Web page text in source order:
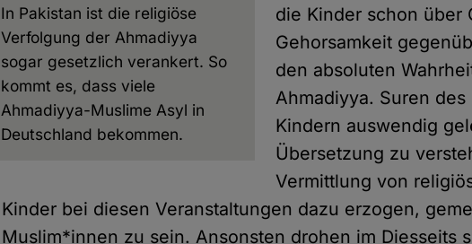
In Pakistan ist die religiöse
Verfolgung der Ahmadiyya
sogar gesetzlich verankert. So
kommt es, dass viele
Ahmadiyya-Muslime Asyl in
Deutschland bekommen.
die Kinder schon über
Gehorsamkeit
den absoluten
Ahmadiyya. Suren
Kindern auswendig
Übersetzung zu
Vermittlung von
Kinder bei diesen Veranstaltungen dazu erzogen,
Muslim*innen zu sein. Ansonsten drohen im Diesseits